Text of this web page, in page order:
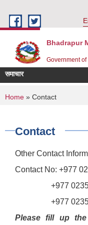
Bhadrapur
Government of
समाचार
You are here
Home » Contact
Contact
Other Contact
Contact No: +977
+977
+977
Please fill up